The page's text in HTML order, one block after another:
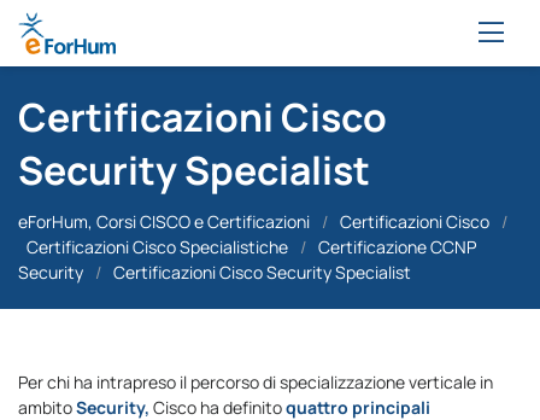
Certificazioni Cisco
Security Specialist
eForHum, Corsi CISCO e Certificazioni / Certificazioni Cisco /
Certificazioni Cisco Specialistiche / Certificazione CCNP
Security / Certificazioni Cisco Security Specialist
Per chi ha intrapreso il percorso di specializzazione verticale in
ambitoSecurity, Cisco ha definitoquattro principali